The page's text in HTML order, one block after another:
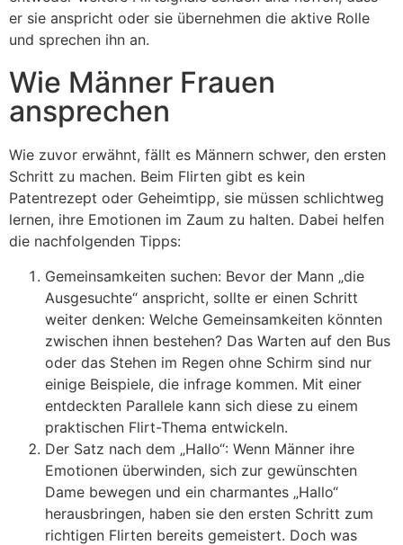
er sie anspricht oder sie übernehmen die aktive Rolle
und sprechen ihn an.
Wie Männer Frauen
ansprechen
Wie zuvor erwähnt, fällt es Männern schwer, den ersten
Schritt zu machen. Beim Flirten gibt es kein
Patentrezept oder Geheimtipp, sie müssen schlichtweg
lernen, ihre Emotionen im Zaum zu halten. Dabei helfen
die nachfolgenden Tipps:
Gemeinsamkeiten suchen: Bevor der Mann „die
Ausgesuchte“ anspricht, sollte er einen Schritt
weiter denken: Welche Gemeinsamkeiten könnten
zwischen ihnen bestehen? Das Warten auf den Bus
oder das Stehen im Regen ohne Schirm sind nur
einige Beispiele, die infrage kommen. Mit einer
entdeckten Parallele kann sich diese zu einem
praktischen Flirt-Thema entwickeln.
Der Satz nach dem „Hallo“: Wenn Männer ihre
Emotionen überwinden, sich zur gewünschten
Dame bewegen und ein charmantes „Hallo“
herausbringen, haben sie den ersten Schritt zum
richtigen Flirten bereits gemeistert. Doch was